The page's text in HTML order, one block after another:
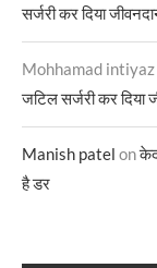
सर्जरी कर दिया
Mohhamad intiyaz
जटिल सर्जरी कर दिया
Manish patel on
है डर